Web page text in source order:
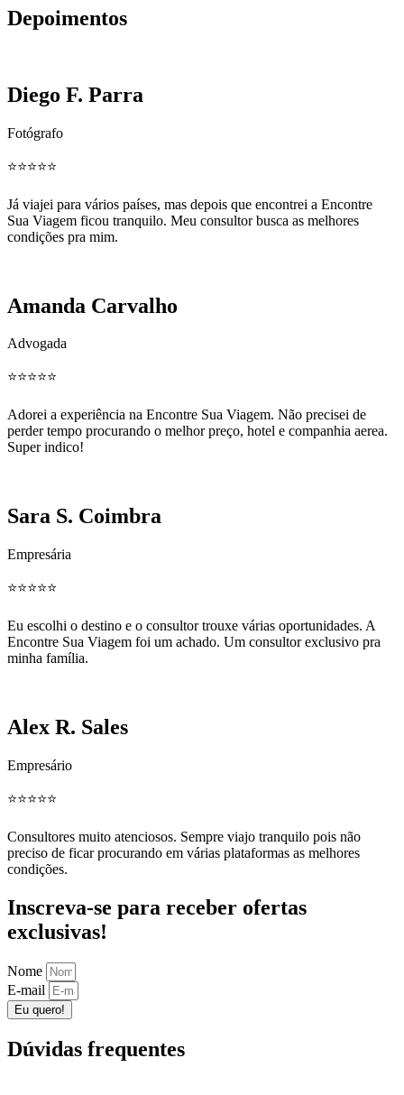
Depoimentos
Diego F. Parra
Fotógrafo
⭐️⭐️⭐️⭐️⭐️
Já viajei para vários países, mas depois que encontrei a Encontre
Sua Viagem ficou tranquilo. Meu consultor busca as melhores
condições pra mim.
Amanda Carvalho
Advogada
⭐️⭐️⭐️⭐️⭐️
Adorei a experiência na Encontre Sua Viagem. Não precisei de
perder tempo procurando o melhor preço, hotel e companhia aerea.
Super indico!
Sara S. Coimbra
Empresária
⭐️⭐️⭐️⭐️⭐️
Eu escolhi o destino e o consultor trouxe várias oportunidades. A
Encontre Sua Viagem foi um achado. Um consultor exclusivo pra
minha família.
Alex R. Sales
Empresário
⭐️⭐️⭐️⭐️⭐️
Consultores muito atenciosos. Sempre viajo tranquilo pois não
preciso de ficar procurando em várias plataformas as melhores
condições.
Inscreva-se para receber ofertas
exclusivas!
Nome
E-mail
Eu quero!
Dúvidas frequentes